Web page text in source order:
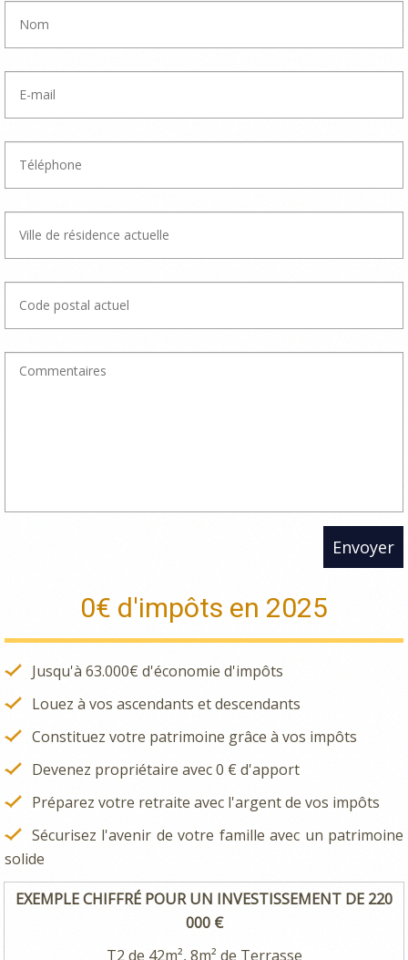
Envoyer
0€ d'impôts en 2025
Jusqu'à 63.000€ d'économie d'impôts
Louez à vos ascendants et descendants
Constituez votre patrimoine grâce à vos impôts
Devenez propriétaire avec 0 € d'apport
Préparez votre retraite avec l'argent de vos impôts
Sécurisez l'avenir de votre famille avec un patrimoine
solide
EXEMPLE CHIFFRÉ POUR UN INVESTISSEMENT DE 220
000 €
T2 de 42m², 8m² de Terrasse